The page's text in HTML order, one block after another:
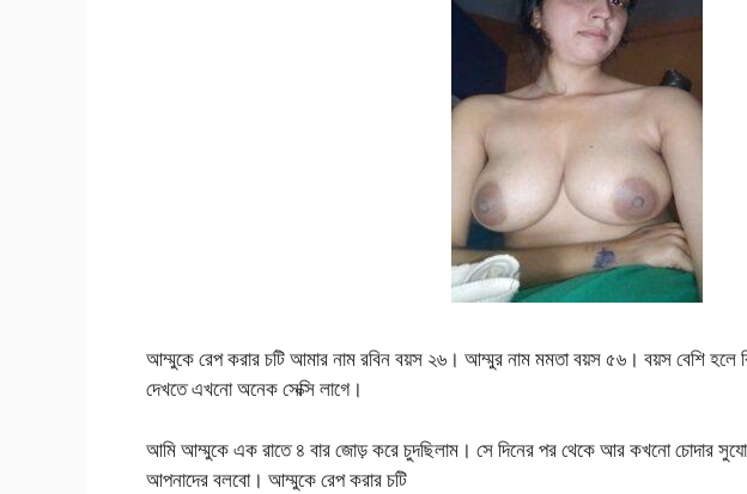
আম্মুকে রেপ করার চটি আমার নাম রবিন বয়স ২৬। আম্মুর নাম মমতা বয়স ৫৬। বয়স বেশি হলে
দেখতে এখনো অনেক সেক্সি লাগে।
আমি আম্মুকে এক রাতে ৪ বার জোড় করে চুদছিলাম। সে দিনের পর থেকে আর কখনো চোদার
আপনাদের বলবো। আম্মুকে রেপ করার চটি